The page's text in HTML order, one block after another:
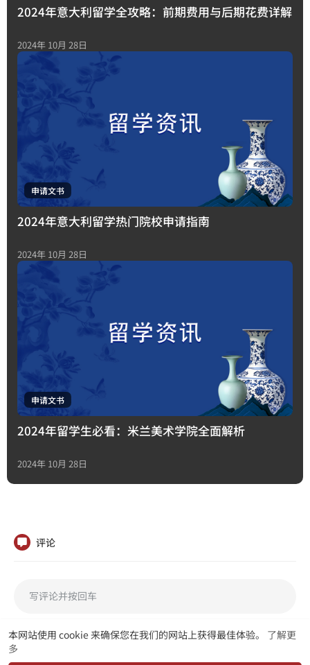
本网站使用 cookie 来确保您在我们的网站上获得最佳体验。 了解更
多
2024年意大利留学全攻略：前期费用与后期花费详解
2024年 10月 28日
申请文书
2024年意大利留学热门院校申请指南
2024年 10月 28日
申请文书
2024年留学生必看：米兰美术学院全面解析
2024年 10月 28日
评论